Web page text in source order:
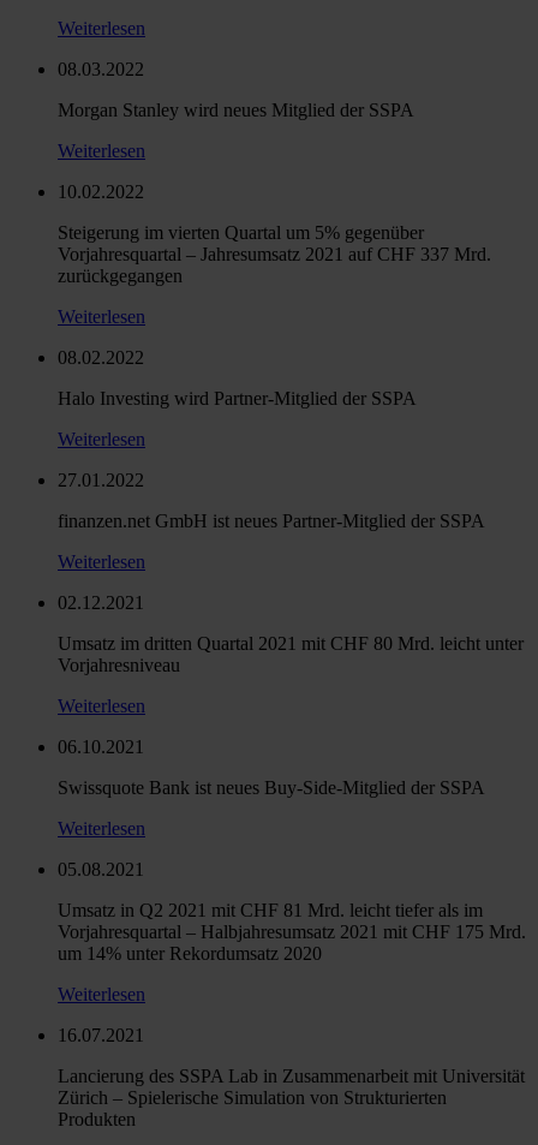
Weiterlesen
08.03.2022
Morgan Stanley wird neues Mitglied der SSPA
Weiterlesen
10.02.2022
Steigerung im vierten Quartal um 5% gegenüber
Vorjahresquartal – Jahresumsatz 2021 auf CHF 337 Mrd.
zurückgegangen
Weiterlesen
08.02.2022
Halo Investing wird Partner-Mitglied der SSPA
Weiterlesen
27.01.2022
finanzen.net GmbH ist neues Partner-Mitglied der SSPA
Weiterlesen
02.12.2021
Umsatz im dritten Quartal 2021 mit CHF 80 Mrd. leicht unter
Vorjahresniveau
Weiterlesen
06.10.2021
Swissquote Bank ist neues Buy-Side-Mitglied der SSPA
Weiterlesen
05.08.2021
Umsatz in Q2 2021 mit CHF 81 Mrd. leicht tiefer als im
Vorjahresquartal – Halbjahresumsatz 2021 mit CHF 175 Mrd.
um 14% unter Rekordumsatz 2020
Weiterlesen
16.07.2021
Lancierung des SSPA Lab in Zusammenarbeit mit Universität
Zürich – Spielerische Simulation von Strukturierten
Produkten